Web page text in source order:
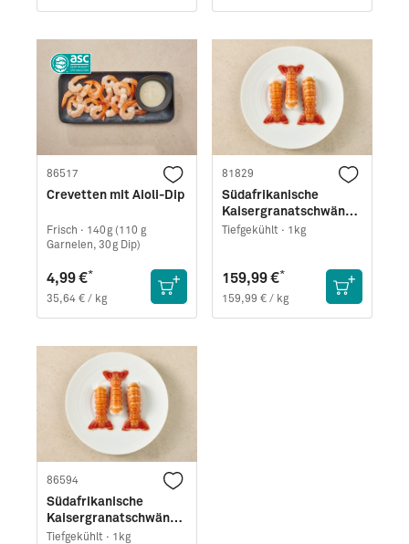
86517
Crevetten mit Aioli-Dip
Frisch · 140g (110 g
Garnelen, 30g Dip)
4,99 €*
35,64 € / kg
81829
Südafrikanische
Kaisergranatschwänze
· Größe M
Tiefgekühlt · 1kg
159,99 €*
159,99 € / kg
86594
Südafrikanische
Kaisergranatschwänze
· Größe XXL
Tiefgekühlt · 1kg